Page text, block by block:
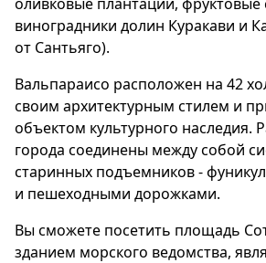
виноградники долин Куракави и
от Сантьяго).
Вальпараисо расположен на 42
своим архитектурным стилем и
объектом культурного наследия.
города соединены между собой
старинных подъемников -
и пешеходными дорожками.
Вы сможете посетить площадь
зданием морского ведомства,